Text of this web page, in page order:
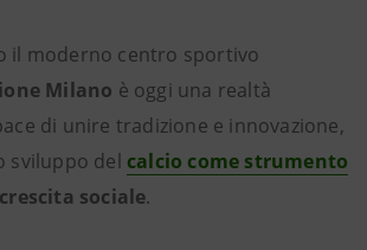
il moderno centro sportivo
Milano è oggi una realtà
di unire tradizione e innovazione,
sviluppo del calcio come strumento
sociale.